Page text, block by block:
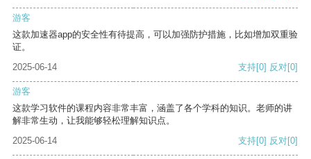
游客
这款加速器app的安全性有待提高，可以加强防护措施，比如增加双重验
证。
2025-06-14
支持[0] 反对[0]
游客
这款学习软件的课程内容非常丰富，涵盖了各个学科的知识。老师的讲
解非常生动，让我能够轻松理解知识点。
2025-06-14
支持[0] 反对[0]